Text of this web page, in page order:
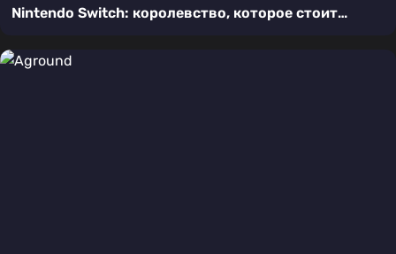
Nintendo Switch: королевство, которое стоит